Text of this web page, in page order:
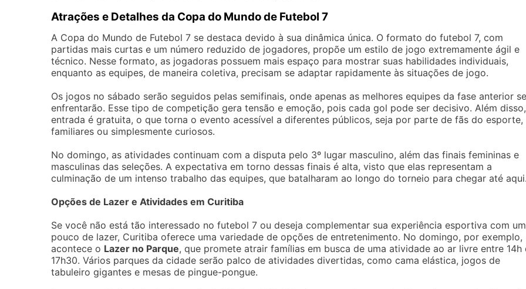
Atrações e Detalhes da Copa do Mundo de Futebol 7
A Copa do Mundo de Futebol 7 se destaca devido à sua dinâmica única. O formato do futebol 7, com
partidas mais curtas e um número reduzido de jogadores, propõe um estilo de jogo extremamente ágil e
técnico. Nesse formato, as jogadoras possuem mais espaço para mostrar suas habilidades individuais,
enquanto as equipes, de maneira coletiva, precisam se adaptar rapidamente às situações de jogo.
Os jogos no sábado serão seguidos pelas semifinais, onde apenas as melhores equipes da fase anterior se
enfrentarão. Esse tipo de competição gera tensão e emoção, pois cada gol pode ser decisivo. Além
entrada é gratuita, o que torna o evento acessível a diferentes públicos, seja por parte de fãs do esporte,
familiares ou simplesmente curiosos.
No domingo, as atividades continuam com a disputa pelo 3º lugar masculino, além das finais femininas e
masculinas das seleções. A expectativa em torno dessas finais é alta, visto que elas representam a
culminação de um intenso trabalho das equipes, que batalharam ao longo do torneio para chegar até aqui.
Opções de Lazer e Atividades em Curitiba
Se você não está tão interessado no futebol 7 ou deseja complementar sua experiência esportiva com um
pouco de lazer, Curitiba oferece uma variedade de opções de entretenimento. No domingo, por exemplo,
acontece o Lazer no Parque, que promete atrair famílias em busca de uma atividade ao ar livre entre 14h
17h30. Vários parques da cidade serão palco de atividades divertidas, como cama elástica, jogos de
tabuleiro gigantes e mesas de pingue-pongue.